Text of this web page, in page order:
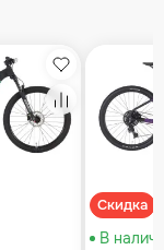
Избранное
Сравнение
Скидка
В